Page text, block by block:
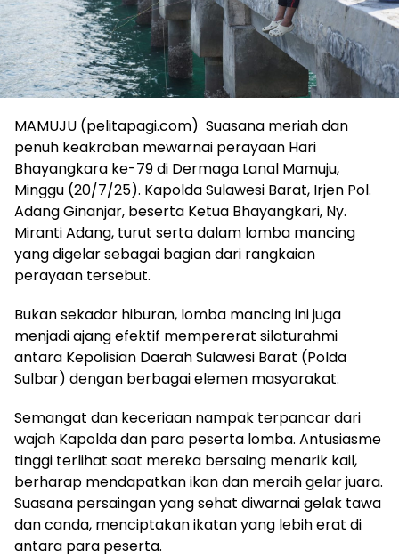
MAMUJU (pelitapagi.com) Suasana meriah dan
penuh keakraban mewarnai perayaan Hari
Bhayangkara ke-79 di Dermaga Lanal Mamuju,
Minggu (20/7/25). Kapolda Sulawesi Barat, Irjen Pol.
Adang Ginanjar, beserta Ketua Bhayangkari, Ny.
Miranti Adang, turut serta dalam lomba mancing
yang digelar sebagai bagian dari rangkaian
perayaan tersebut.
Bukan sekadar hiburan, lomba mancing ini juga
menjadi ajang efektif mempererat silaturahmi
antara Kepolisian Daerah Sulawesi Barat (Polda
Sulbar) dengan berbagai elemen masyarakat.
Semangat dan keceriaan nampak terpancar dari
wajah Kapolda dan para peserta lomba. Antusiasme
tinggi terlihat saat mereka bersaing menarik kail,
berharap mendapatkan ikan dan meraih gelar juara.
Suasana persaingan yang sehat diwarnai gelak tawa
dan canda, menciptakan ikatan yang lebih erat di
antara para peserta.